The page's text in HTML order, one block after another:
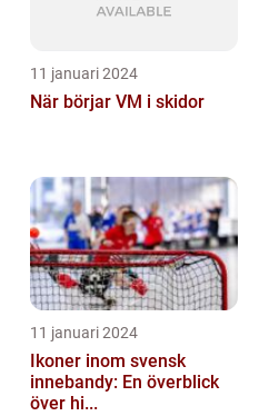
11 januari 2024
När börjar VM i skidor
11 januari 2024
Ikoner inom svensk
innebandy: En överblick
över hi...